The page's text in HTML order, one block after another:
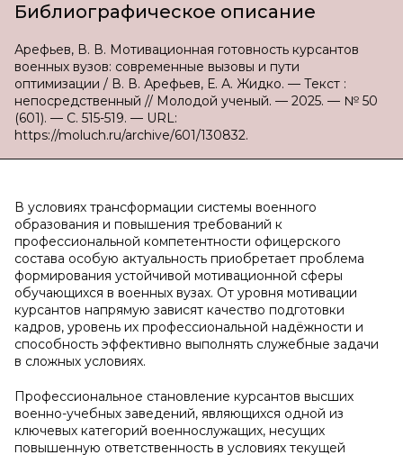
Библиографическое описание
Арефьев, В. В. Мотивационная готовность курсантов
военных вузов: современные вызовы и пути
оптимизации / В. В. Арефьев, Е. А. Жидко. — Текст :
непосредственный // Молодой ученый. — 2025. — № 50
(601). — С. 515-519. — URL:
https://moluch.ru/archive/601/130832.
В условиях трансформации системы военного
образования и повышения требований к
профессиональной компетентности офицерского
состава особую актуальность приобретает проблема
формирования устойчивой мотивационной сферы
обучающихся в военных вузах. От уровня мотивации
курсантов напрямую зависят качество подготовки
кадров, уровень их профессиональной надёжности и
способность эффективно выполнять служебные задачи
в сложных условиях.
Профессиональное становление курсантов высших
военно-учебных заведений, являющихся одной из
ключевых категорий военнослужащих, несущих
повышенную ответственность в условиях текущей